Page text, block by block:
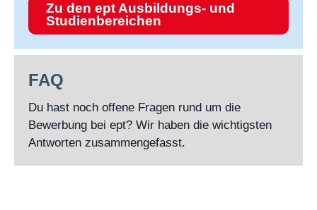
Zu den ept Ausbildungs- und
Studienbereichen
FAQ
Du hast noch offene Fragen rund um die
Bewerbung bei ept? Wir haben die wichtigsten
Antworten zusammengefasst.